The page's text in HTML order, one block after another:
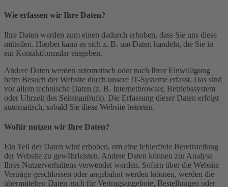
Wie erfassen wir Ihre Daten?
Ihre Daten werden zum einen dadurch erhoben, dass Sie uns diese
mitteilen. Hierbei kann es sich z. B. um Daten handeln, die Sie in
ein Kontaktformular eingeben.
Andere Daten werden automatisch oder nach Ihrer Einwilligung
beim Besuch der Website durch unsere IT-Systeme erfasst. Das sind
vor allem technische Daten (z. B. Internetbrowser, Betriebssystem
oder Uhrzeit des Seitenaufrufs). Die Erfassung dieser Daten erfolgt
automatisch, sobald Sie diese Website betreten.
Wofür nutzen wir Ihre Daten?
Ein Teil der Daten wird erhoben, um eine fehlerfreie Bereitstellung
der Website zu gewährleisten. Andere Daten können zur Analyse
Ihres Nutzerverhaltens verwendet werden. Sofern über die Website
Verträge geschlossen oder angebahnt werden können, werden die
übermittelten Daten auch für Vertragsangebote, Bestellungen oder